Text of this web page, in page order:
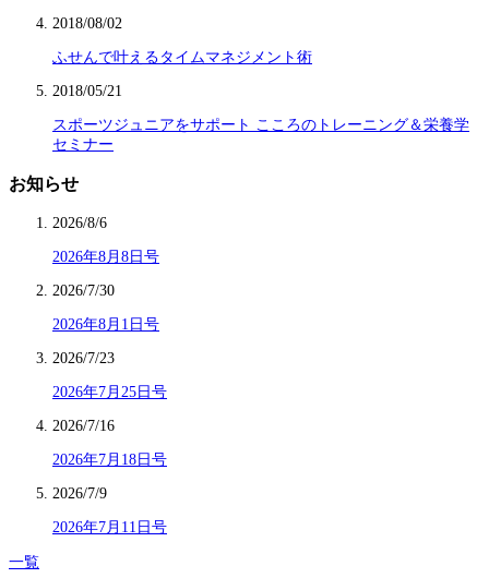
2018/08/02
ふせんで叶えるタイムマネジメント術
2018/05/21
スポーツジュニアをサポート こころのトレーニング＆栄養学
セミナー
お知らせ
2026/8/6
2026年8月8日号
2026/7/30
2026年8月1日号
2026/7/23
2026年7月25日号
2026/7/16
2026年7月18日号
2026/7/9
2026年7月11日号
一覧